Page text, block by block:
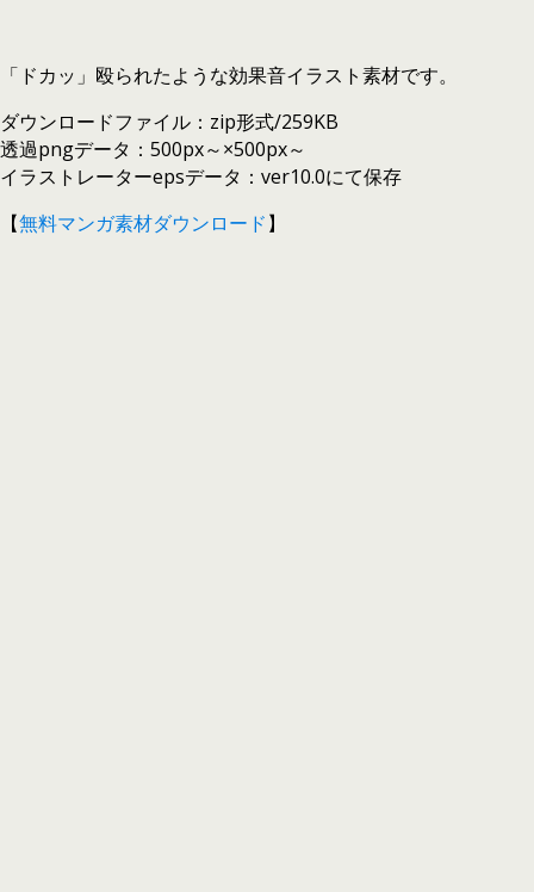
「ドカッ」殴られたような効果音イラスト素材です。
ダウンロードファイル：zip形式/259KB
透過pngデータ：500px～×500px～
イラストレーターepsデータ：ver10.0にて保存
【無料マンガ素材ダウンロード】